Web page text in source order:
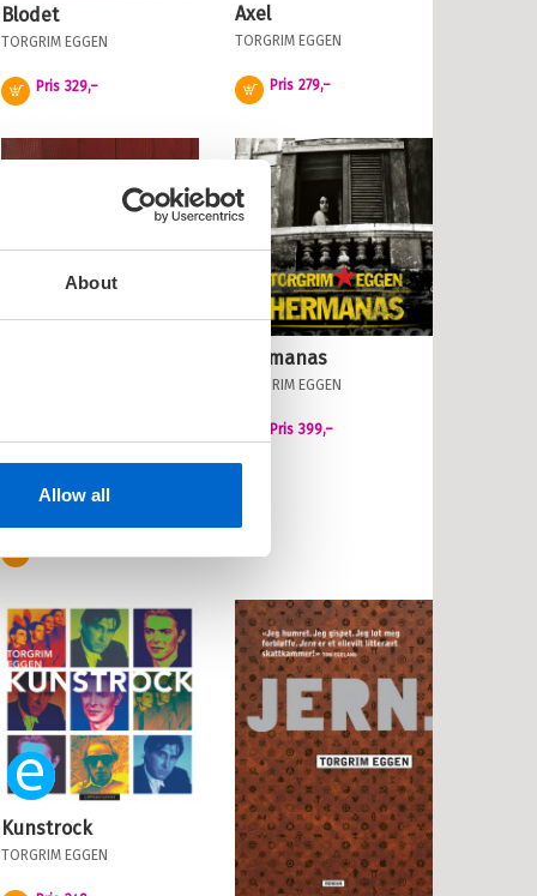
About
Allow all
Blodet
TORGRIM EGGEN
Pris 329,–
Kjøp
Axel
TORGRIM EGGEN
Pris 279,–
Kjøp
JON BERTELSEN,
Hermanas
TORGRIM EGGEN
Pris 399,–
Kjøp
Ebok
Kunstrock
TORGRIM EGGEN